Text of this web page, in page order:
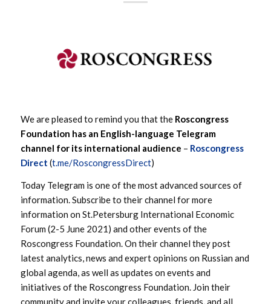
We are pleased to remind you that the Roscongress
Foundation has an English-language Telegram
channel for its international audience – Roscongress
Direct (t.me/RoscongressDirect)
Today Telegram is one of the most advanced sources of
information. Subscribe to their channel for more
information on St.Petersburg International Economic
Forum (2-5 June 2021) and other events of the
Roscongress Foundation. On their channel they post
latest analytics, news and expert opinions on Russian and
global agenda, as well as updates on events and
initiatives of the Roscongress Foundation. Join their
community and invite your colleagues, friends, and all